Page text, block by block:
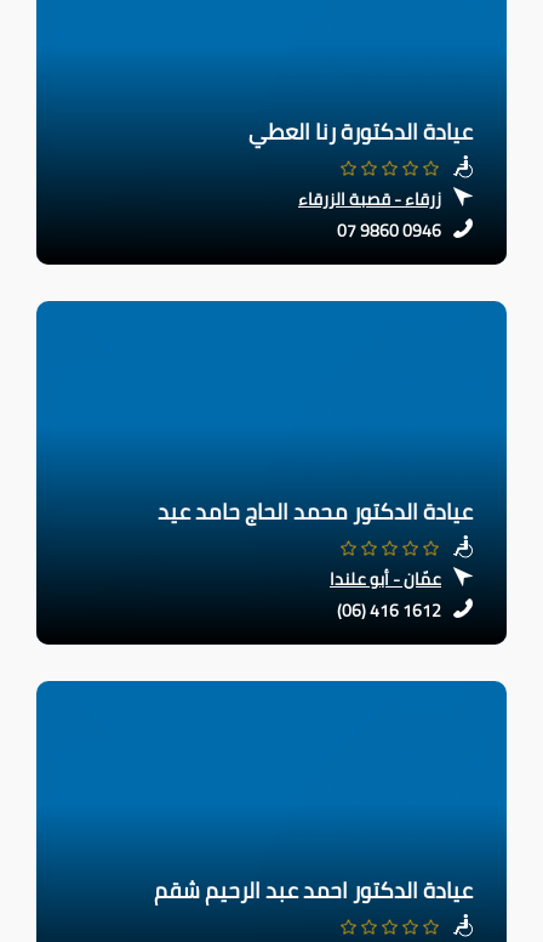
عيادة الدكتورة رنا العطي
زرقاء - قصبة الزرقاء
07 9860 0946
عيادة الدكتور محمد الحاج حامد عيد
عمّان - أبو علندا
(06) 416 1612
عيادة الدكتور احمد عبد الرحيم شقم